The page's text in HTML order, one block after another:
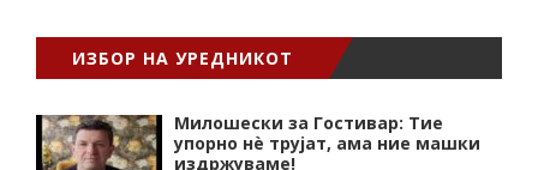
ИЗБОР НА УРЕДНИКОТ
Милошески за Гостивар: Тие
упорно нѐ трујат, ама ние машки
издржуваме!